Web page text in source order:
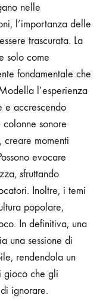
nelle
l’importanza delle
trascurata. La
solo come
fondamentale che
l’esperienza
e accrescendo
colonne sonore
creare momenti
evocare
sfruttando
Inoltre, i temi
popolare,
In definitiva, una
una sessione di
rendendola un
gioco che gli
ignorare.